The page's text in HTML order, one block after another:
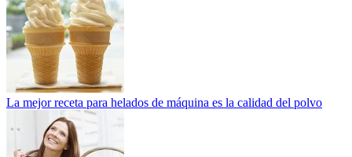
La mejor receta para helados de máquina es la calidad del polvo